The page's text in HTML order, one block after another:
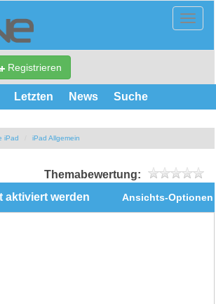
Registrieren
Letzten News Suche
iPad iPad Allgemein
Themabewertung:
Ansichts-Optionen
aktiviert werden